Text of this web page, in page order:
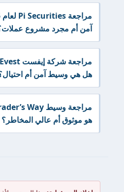
آمن أم مجرد مشروع
هل هي وسيط آمن أم
هو موثوق أم عالي المخاطر؟